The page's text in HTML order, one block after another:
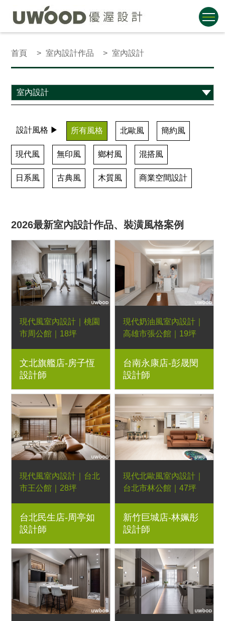
首頁 室內設計作品 室內設計
設計風格 ▶ 所有風格 北歐風 簡約風
現代風 無印風 鄉村風 混搭風
日系風 古典風 木質風 商業空間設計
2026最新室內設計作品、裝潢風格案例
現代風室內設計｜桃園
市周公館｜18坪
3房2廳｜優渥系統櫃、
藝術漆、玻璃滑門、木
作造型壁龕
文北旗艦店-房子恆
設計師
現代奶油風室內設計｜
高雄市張公館｜19坪
2+1房1廳｜優渥系統
櫃、Orderfloor超耐磨
木地板、造型壁板、六
角PVC幾何地板、玻璃
滑門、LED燈條
台南永康店-彭晟閔
設計師
現代風室內設計｜台北
市王公館｜28坪
3房2廳｜優渥系統櫃、
藝術漆、燈條、仿石紋
板、格柵板、造型磁
鏡、鋁方管、百葉窗簾
台北民生店-周亭如
設計師
現代北歐風室內設計｜
台北市林公館｜47坪
3房2廳｜優渥系統櫃、
Orderfloor超耐磨木地
板、歐德濾水器、羅肯
新竹巨城店-林姵彤
設計師